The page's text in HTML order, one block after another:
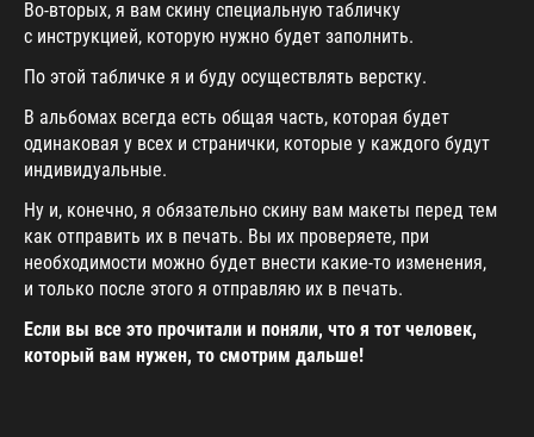
Во-вторых, я вам скину специальную табличку
с инструкцией, которую нужно будет заполнить.
По этой табличке я и буду осуществлять верстку.
В альбомах всегда есть общая часть, которая будет
одинаковая у всех и странички, которые у каждого будут
индивидуальные.
Ну и, конечно, я обязательно скину вам макеты перед тем
как отправить их в печать. Вы их проверяете, при
необходимости можно будет внести какие-то изменения,
и только после этого я отправляю их в печать.
Если вы все это прочитали и поняли, что я тот человек,
который вам нужен, то смотрим дальше!